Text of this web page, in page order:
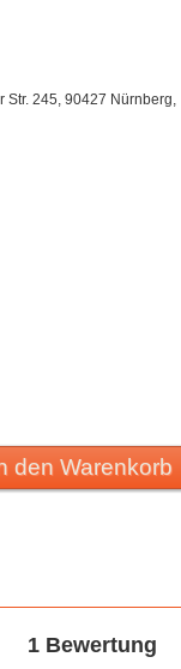
Str. 245, 90427 Nürnberg,
den Warenkorb
1 Bewertung